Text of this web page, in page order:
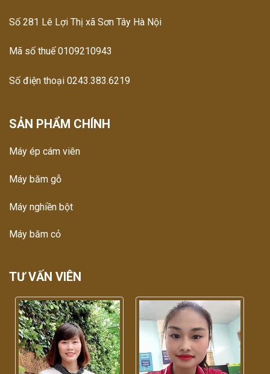
Số 281 Lê Lợi Thị xã Sơn Tây Hà Nội
Mã số thuế 0109210943
Số điện thoại 0243.383.6219
SẢN PHẨM CHÍNH
Máy ép cám viên
Máy băm gỗ
Máy nghiền bột
Máy băm cỏ
TƯ VẤN VIÊN